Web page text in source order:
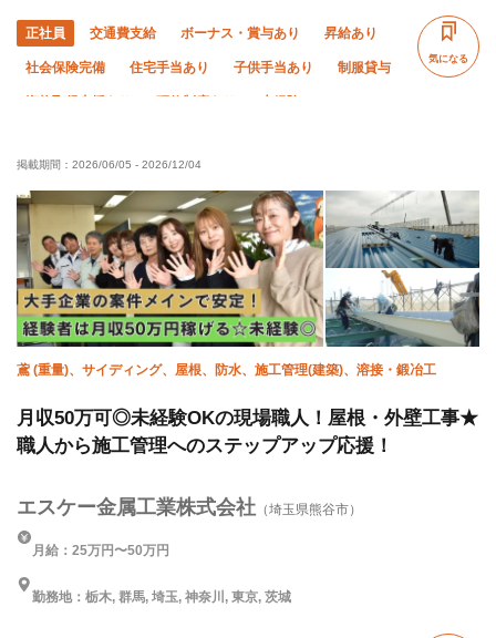
正社員 交通費支給 ボーナス・賞与あり 昇給あり
社会保険完備 住宅手当あり 子供手当あり 制服貸与
完全週休二日制 土日休み
転勤なし
気になる
掲載期間： 2026/06/05 - 2026/12/04
鳶 (重量)、サイディング、屋根、防水、施工管理(建築)、溶接・鍛冶工
月収50万可◎未経験OKの現場職人！屋根・外壁工事★
職人から施工管理へのステップアップ応援！
エスケー金属工業株式会社 （埼玉県熊谷市）
月給：25万円〜50万円
勤務地：栃木, 群馬, 埼玉, 神奈川, 東京, 茨城